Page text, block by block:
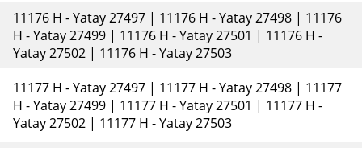
11176 H - Yatay 27497 | 11176 H - Yatay 27498 | 11176
H - Yatay 27499 | 11176 H - Yatay 27501 | 11176 H -
Yatay 27502 | 11176 H - Yatay 27503
11177 H - Yatay 27497 | 11177 H - Yatay 27498 | 11177
H - Yatay 27499 | 11177 H - Yatay 27501 | 11177 H -
Yatay 27502 | 11177 H - Yatay 27503